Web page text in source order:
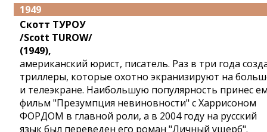
1949
Скотт ТУРОУ
/Scott TUROW/
(1949),
американский юрист, писатель. Раз в три года
триллеры, которые охотно экранизируют на
и телеэкране. Наибольшую популярность принес
фильм "Презумпция невиновности" с Харрисоном
ФОРДОМ в главной роли, а в 2004 году на русский
язык был переведен его роман "Личный ущерб".